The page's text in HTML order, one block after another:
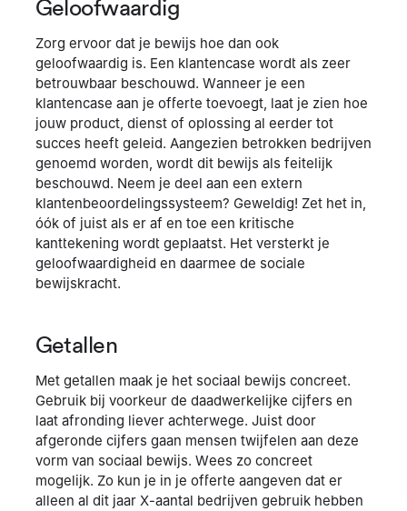
Geloofwaardig
Zorg ervoor dat je bewijs hoe dan ook
geloofwaardig is. Een klantencase wordt als zeer
betrouwbaar beschouwd. Wanneer je een
klantencase aan je offerte toevoegt, laat je zien hoe
jouw product, dienst of oplossing al eerder tot
succes heeft geleid. Aangezien betrokken bedrijven
genoemd worden, wordt dit bewijs als feitelijk
beschouwd. Neem je deel aan een extern
klantenbeoordelingssysteem? Geweldig! Zet het in,
óók of juist als er af en toe een kritische
kanttekening wordt geplaatst. Het versterkt je
geloofwaardigheid en daarmee de sociale
bewijskracht.
Getallen
Met getallen maak je het sociaal bewijs concreet.
Gebruik bij voorkeur de daadwerkelijke cijfers en
laat afronding liever achterwege. Juist door
afgeronde cijfers gaan mensen twijfelen aan deze
vorm van sociaal bewijs. Wees zo concreet
mogelijk. Zo kun je in je offerte aangeven dat er
alleen al dit jaar X-aantal bedrijven gebruik hebben